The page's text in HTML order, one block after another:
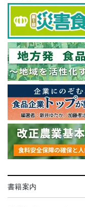
書籍案内